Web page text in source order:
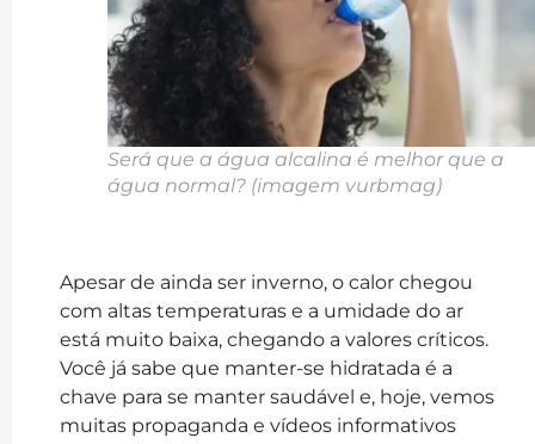
Será que a água alcalina é melhor que a
água normal? (imagem vurbmag)
Apesar de ainda ser inverno, o calor chegou
com altas temperaturas e a umidade do ar
está muito baixa, chegando a valores críticos.
Você já sabe que manter-se hidratada é a
chave para se manter saudável e, hoje, vemos
muitas propaganda e vídeos informativos